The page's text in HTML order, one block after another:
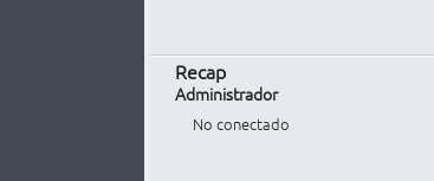
Recap
Administrador
No conectado